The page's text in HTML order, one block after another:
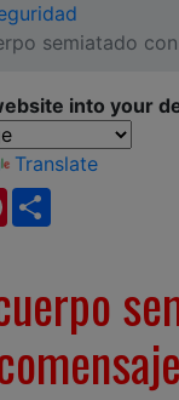
semiatado
into your
Translate
Pinterest